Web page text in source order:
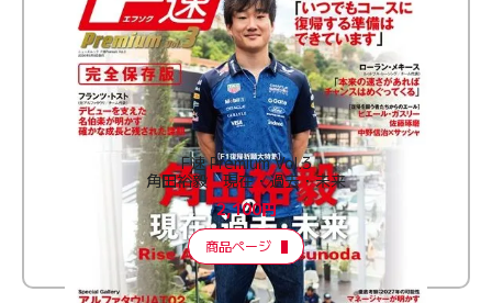
F速 Premium Vol.3
角田裕毅 現在・過去・未来
2,100円
商品ページ